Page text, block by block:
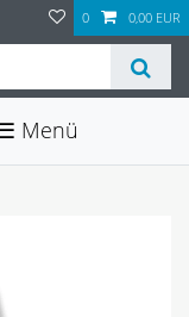
0 0,00 EUR